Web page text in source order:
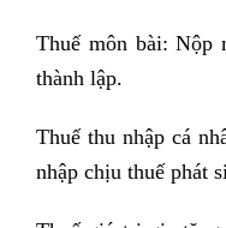
Thuế môn bài: Nộp
thành lập.
Thuế thu nhập cá
nhập chịu thuế phát